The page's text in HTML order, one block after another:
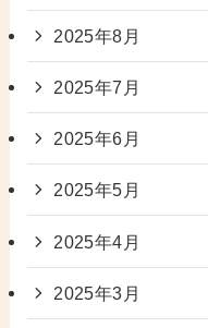
2025年8月
2025年7月
2025年6月
2025年5月
2025年4月
2025年3月